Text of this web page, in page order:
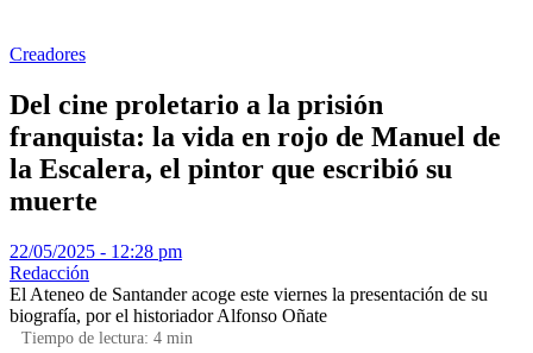
Creadores
Del cine proletario a la prisión
franquista: la vida en rojo de Manuel de
la Escalera, el pintor que escribió su
muerte
22/05/2025 - 12:28 pm
Redacción
El Ateneo de Santander acoge este viernes la presentación de su
biografía, por el historiador Alfonso Oñate
Tiempo de lectura: 4 min